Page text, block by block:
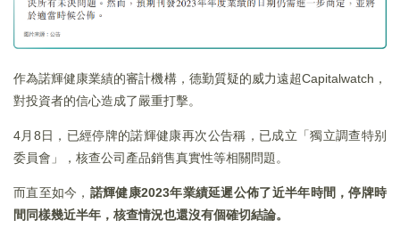
作為諾輝健康業績的審計機構，德勤質疑的威力遠超Capitalwatch，
對投資者的信心造成了嚴重打擊。
4月8日，已經停牌的諾輝健康再次公告稱，已成立「獨立調查特别
委員會」，核查公司產品銷售真實性等相關問題。
而直至如今， 諾輝健康2023年業績延遲公佈了近半年時間，停牌時
間同樣幾近半年，核查情況也還沒有個確切結論。